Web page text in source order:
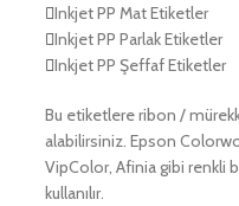
Inkjet PP Mat Etiketler
Inkjet PP Parlak Etiketler
Inkjet PP Şeffaf Etiketler
Bu etiketlere ribon /
alabilirsiniz. Epson
VipColor, Afinia gibi renkli
kullanılır.